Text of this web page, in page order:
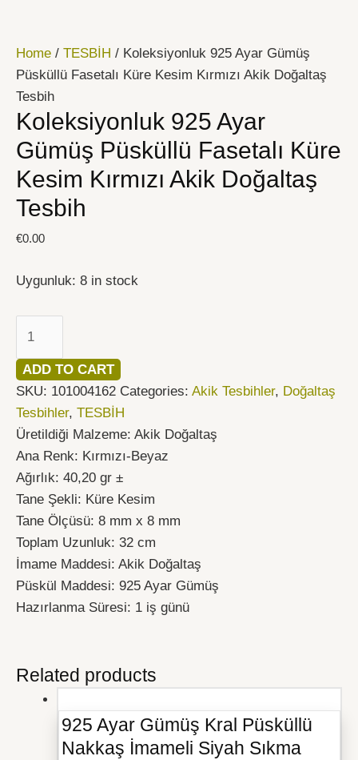
Home / TESBİH / Koleksiyonluk 925 Ayar Gümüş
Püsküllü Fasetalı Küre Kesim Kırmızı Akik Doğaltaş
Tesbih
Koleksiyonluk 925 Ayar
Gümüş Püsküllü Fasetalı Küre
Kesim Kırmızı Akik Doğaltaş
Tesbih
€0.00
Uygunluk: 8 in stock
Ayar
Gümüş
Püsküllü
Fasetalı
Küre
Kesim
Kırmızı
Akik
Tesbih
ADD TO CART
SKU: 101004162 Categories: Akik Tesbihler, Doğaltaş
Tesbihler, TESBİH
Üretildiği Malzeme: Akik Doğaltaş
Ana Renk: Kırmızı-Beyaz
Ağırlık: 40,20 gr ±
Tane Şekli: Küre Kesim
Tane Ölçüsü: 8 mm x 8 mm
Toplam Uzunluk: 32 cm
İmame Maddesi: Akik Doğaltaş
Püskül Maddesi: 925 Ayar Gümüş
Hazırlanma Süresi: 1 iş günü
Related products
925 Ayar Gümüş Kral Püsküllü
Nakkaş İmameli Siyah Sıkma